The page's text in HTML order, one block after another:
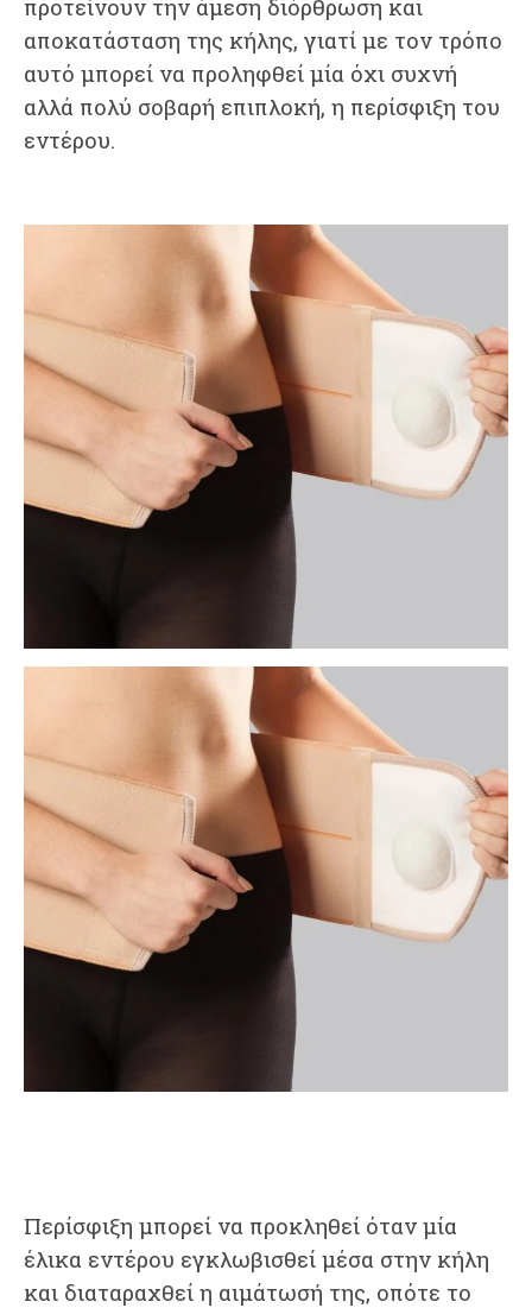
προτείνουν την άμεση διόρθρωση και
αποκατάσταση της κήλης, γιατί με τον τρόπο
αυτό μπορεί να προληφθεί μία όχι συχνή
αλλά πολύ σοβαρή επιπλοκή, η περίσφιξη του
εντέρου.
Περίσφιξη μπορεί να προκληθεί όταν μία
έλικα εντέρου εγκλωβισθεί μέσα στην κήλη
και διαταραχθεί η αιμάτωσή της, οπότε το